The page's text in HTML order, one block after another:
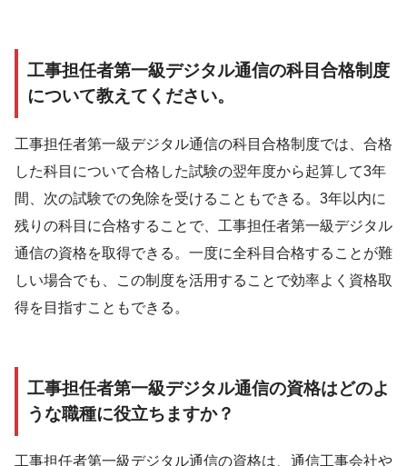
工事担任者第一級デジタル通信の科目合格制度
について教えてください。
工事担任者第一級デジタル通信の科目合格制度では、合格
した科目について合格した試験の翌年度から起算して3年
間、次の試験での免除を受けることもできる。3年以内に
残りの科目に合格することで、工事担任者第一級デジタル
通信の資格を取得できる。一度に全科目合格することが難
しい場合でも、この制度を活用することで効率よく資格取
得を目指すこともできる。
工事担任者第一級デジタル通信の資格はどのよ
うな職種に役立ちますか？
工事担任者第一級デジタル通信の資格は、通信工事会社や